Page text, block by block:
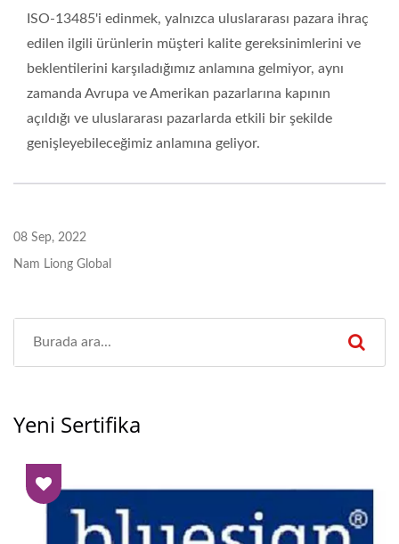
ISO-13485'i edinmek, yalnızca uluslararası pazara ihraç
edilen ilgili ürünlerin müşteri kalite gereksinimlerini ve
beklentilerini karşıladığımız anlamına gelmiyor, aynı
zamanda Avrupa ve Amerikan pazarlarına kapının
açıldığı ve uluslararası pazarlarda etkili bir şekilde
genişleyebileceğimiz anlamına geliyor.
08 Sep, 2022
Nam Liong Global
Yeni Sertifika